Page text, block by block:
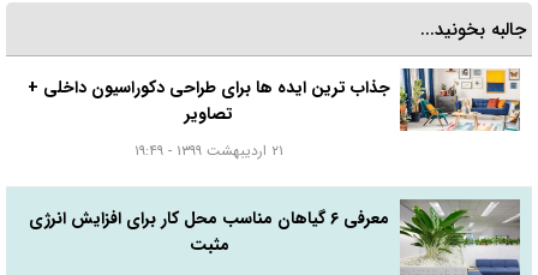
جالبه بخونید...
جذاب ترین ایده ها برای طراحی دکوراسیون داخلی +
تصاویر
معرفی ۶ گیاهان مناسب محل کار برای افزایش انرژی
مثبت